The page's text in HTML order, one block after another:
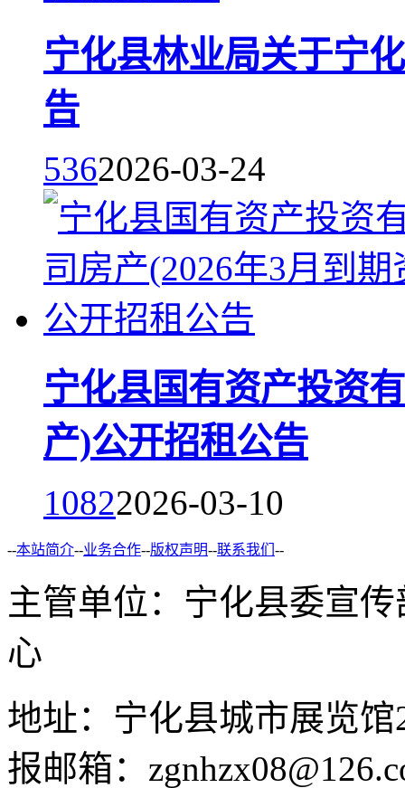
宁化县林业局关于宁
告
5362026-03-24
宁化县国有资产投资
产)公开招租公告
10822026-03-10
--本站简介--业务合作--版权声明--联系我们 --
主管单位：宁化县委宣
心
地址：宁化县城市展览馆
报邮箱：